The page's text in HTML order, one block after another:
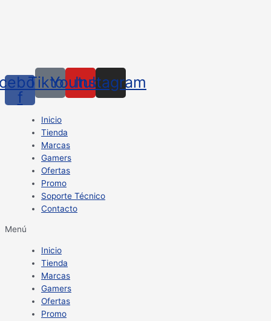
f
TiktokYoutube
Instagram
Inicio
Tienda
Marcas
Gamers
Ofertas
Promo
Soporte Técnico
Contacto
Menú
Inicio
Tienda
Marcas
Gamers
Ofertas
Promo